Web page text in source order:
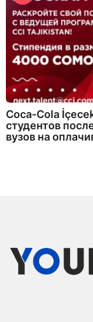
Coca-Cola
студентов
вузов на